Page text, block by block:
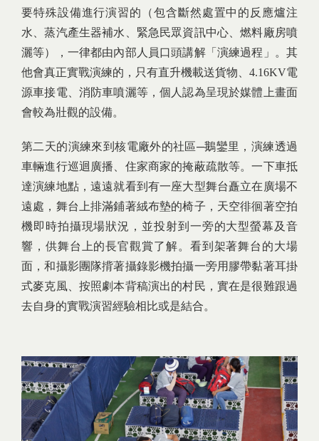
要特殊設備進行演習的（包含斷然處置中的反應爐注
水、蒸汽產生器補水、緊急民眾資訊中心、燃料廠房噴
灑等），一律都由內部人員口頭講解「演練過程」。其
他會真正實戰演練的，只有直升機載送貨物、4.16KV電
源車接電、消防車噴灑等，個人認為呈現於媒體上畫面
會較為壯觀的設備。
第二天的演練來到核電廠外的社區─鵝鑾里，演練透過
車輛進行巡迴廣播、住家商家的掩蔽疏散等。一下車抵
達演練地點，遠遠就看到有一座大型舞台矗立在廣場不
遠處，舞台上排滿鋪著絨布墊的椅子，天空徘徊著空拍
機即時拍攝現場狀況，並投射到一旁的大型螢幕及音
響，供舞台上的長官觀賞了解。看到架著舞台的大場
面，和攝影團隊揹著攝錄影機拍攝一旁用膠帶黏著耳掛
式麥克風、按照劇本背稿演出的村民，實在是很難跟過
去自身的實戰演習經驗相比或是結合。